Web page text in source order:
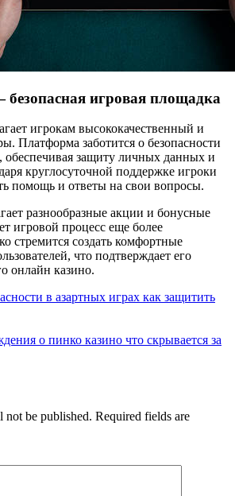
игровая площадка
игрокам высококачественный и
Платформа заботится о безопасности
обеспечивая защиту личных данных и
круглосуточной поддержке игроки
помощь и ответы на свои вопросы.
разнообразные акции и бонусные
игровой процесс еще более
стремится создать комфортные
что подтверждает его
онлайн казино.
в азартных играх как защитить
о пинко казино что скрывается за
not be published. Required fields are